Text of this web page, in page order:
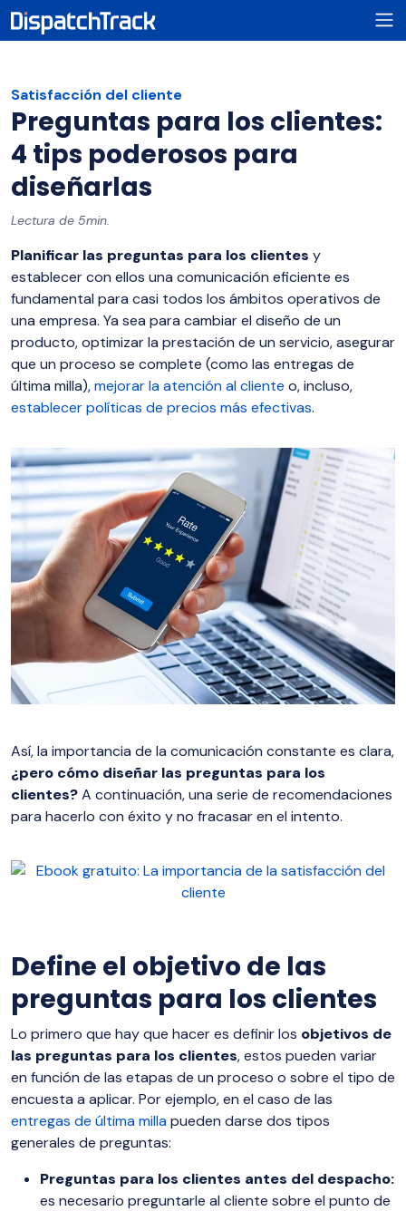
Satisfacción del cliente
Preguntas para los clientes:
4 tips poderosos para
diseñarlas
Lectura de 5min.
Planificar las preguntas para los clientes y
establecer con ellos una comunicación eficiente es
fundamental para casi todos los ámbitos operativos de
una empresa. Ya sea para cambiar el diseño de un
producto, optimizar la prestación de un servicio, asegurar
que un proceso se complete (como las entregas de
última milla),mejorar la atención al cliente o, incluso,
establecer políticas de precios más efectivas.
Así, la importancia de la comunicación constante es clara,
¿pero cómo diseñar las preguntas para los
clientes?A continuación, una serie de recomendaciones
para hacerlo con éxito y no fracasar en el intento.
Define el objetivo de las
preguntas para los clientes
Lo primero que hay que hacer es definir los objetivos de
las preguntas para los clientes, estos pueden variar
en función de las etapas de un proceso o sobre el tipo de
encuesta a aplicar. Por ejemplo, en el caso de las
entregas de última millapueden darse dos tipos
generales de preguntas:
Preguntas para los clientes antes del despacho:
es necesario preguntarle al cliente sobre el punto de